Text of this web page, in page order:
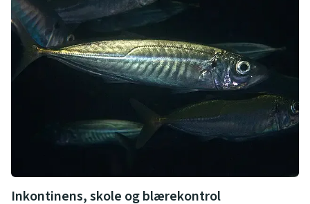
Inkontinens, skole og blærekontrol